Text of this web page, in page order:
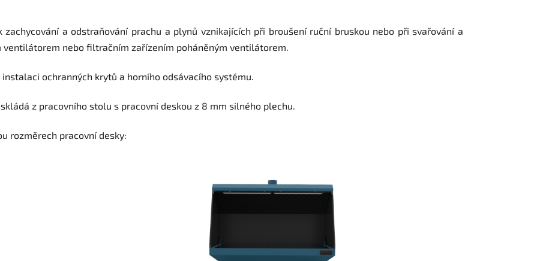
a odstraňování prachu a plynů vznikajících při broušení ruční bruskou nebo při svařování a
ventilátorem nebo filtračním zařízením poháněným ventilátorem.
ochranných krytů a horního odsávacího systému.
z pracovního stolu s pracovní deskou z 8 mm silného plechu.
rozměrech pracovní desky: